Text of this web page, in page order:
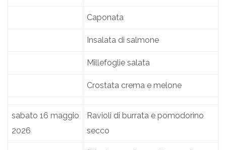
Caponata
Insalata di salmone
Millefoglie salata
Crostata crema e melone
sabato 16 maggio
2026
Ravioli di burrata e pomodorino
secco